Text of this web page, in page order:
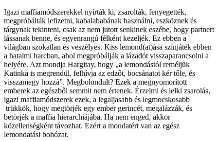
Igazi maffiamódszerekkel nyírták ki, zsarolták, fenyegették,
megpróbálták lefizetni, kabalababának használni, eszköznek és
tárgynak tekinteni, csak az nem jutott senkinek eszébe, hogy partnert
lássanak benne, és egyenrangú félként kezeljék. Ez ebben a
világban szokatlan és veszélyes. Kiss lemond(at)ása színjáték ebben
a hatalmi harcban, ahol megpróbálják a lázadót visszaparancsolni a
helyére. Azt mondja Hargitay, hogy „a lemondástól reméljük
Katinka is megrendül, felhívja az edzőt, bocsánatot kér tőle, és
visszamegy hozzá”. Megbolondult? Ezek a megnyomorított
emberek az egészből semmit nem értenek. Érzelmi és lelki zsarolás,
igazi maffiamódszerek ezek, a legaljasabb és legmocskosabb
trükkök, hogy megtörjék egy ember gerincét, megalázzák, és
betörjék a maffia hierarchiájába. Ha nem enged, akkor
közellenségként távozhat. Ezért a mondatért van az egész
lemondatási bohózat.